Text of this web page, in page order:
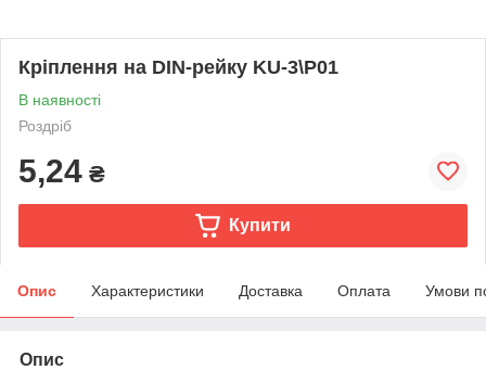
Кріплення на DIN-рейку KU-3\P01
В наявності
Роздріб
5,24 ₴
Купити
Опис Характеристики Доставка Оплата Умови
Опис